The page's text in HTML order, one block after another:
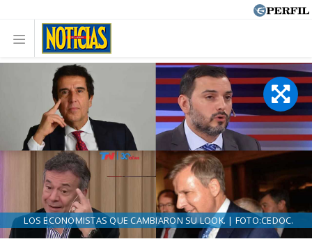
LOS ECONOMISTAS QUE CAMBIARON SU LOOK. | FOTO:CEDOC.